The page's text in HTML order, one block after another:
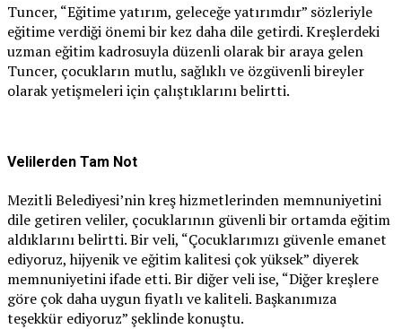
Tuncer, “Eğitime yatırım, geleceğe yatırımdır” sözleriyle
eğitime verdiği önemi bir kez daha dile getirdi. Kreşlerdeki
uzman eğitim kadrosuyla düzenli olarak bir araya gelen
Tuncer, çocukların mutlu, sağlıklı ve özgüvenli bireyler
olarak yetişmeleri için çalıştıklarını belirtti.
Velilerden Tam Not
Mezitli Belediyesi’nin kreş hizmetlerinden memnuniyetini
dile getiren veliler, çocuklarının güvenli bir ortamda eğitim
aldıklarını belirtti. Bir veli, “Çocuklarımızı güvenle emanet
ediyoruz, hijyenik ve eğitim kalitesi çok yüksek” diyerek
memnuniyetini ifade etti. Bir diğer veli ise, “Diğer kreşlere
göre çok daha uygun fiyatlı ve kaliteli. Başkanımıza
teşekkür ediyoruz” şeklinde konuştu.